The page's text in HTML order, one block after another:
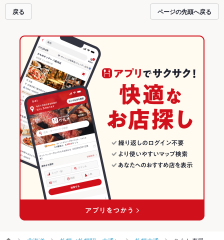
しの飲み会にも、会社の宴会にも、デートやパーティーにもお得に便利にホッ
トペッパーグルメをご利用ください。
戻る ページの先頭へ戻る